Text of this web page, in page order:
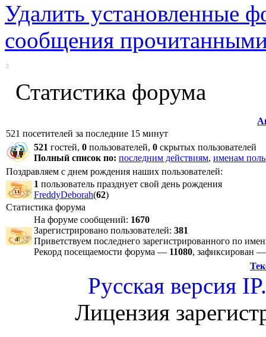
Удалить установленные
сообщения
Статистика форума
521 посетителей за последние 15 минут
521 гостей, 0 пользователей, 0 скрытых пользователей
Полный список по: последним действиям, именам
Поздравляем с днем рождения наших пользователей:
1 пользователь празднует свой день рождения
FreddyDeborah(62)
Статистика форума
На форуме сообщений: 1670
Зарегистрировано пользователей: 381
Приветствуем последнего зарегистрированного по
Рекорд посещаемости форума — 11080, зафиксирован
Русская версия
Лицензия